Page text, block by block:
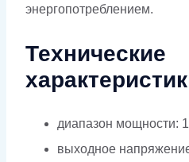
энергопотреблением.
Технические
диапазон мощности:
выходное